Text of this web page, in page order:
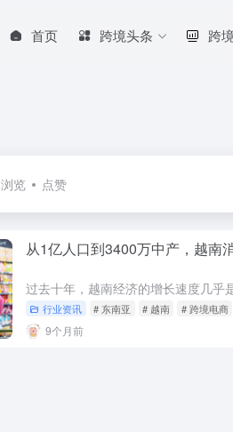
首页 跨境头条 跨
浏览 点赞
从1亿人口到3400万中产，越南
行业资讯 # 东南亚 # 越南 # 跨境电商
9个月前